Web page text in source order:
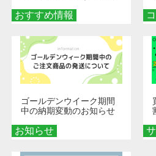
おすすめ情報
める秘訣
お知らせ
ゴールデンウイーク期間
中の納期変動のお知らせ